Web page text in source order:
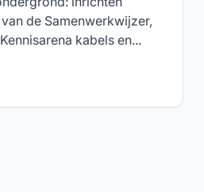
de Samenwerkwijzer,
kabels en...